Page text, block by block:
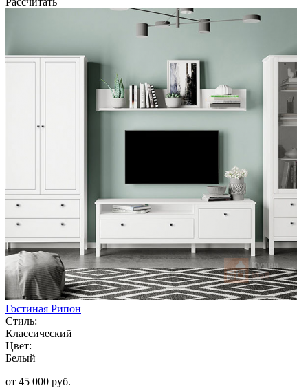
Гостиная Рипон
Стиль:
Классический
Цвет:
Белый
от 45 000 руб.